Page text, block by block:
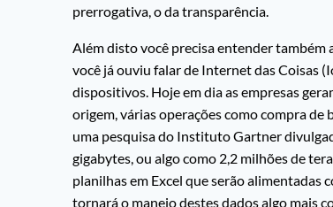
prerrogativa, o da transparência.
Além disto você precisa entender também
você já ouviu falar de Internet das Coisas
dispositivos. Hoje em dia as empresas
origem, várias operações como compra de
uma pesquisa do Instituto Gartner
gigabytes, ou algo como 2,2 milhões de
planilhas em Excel que serão alimentadas
tornará o manejo destes dados algo mais